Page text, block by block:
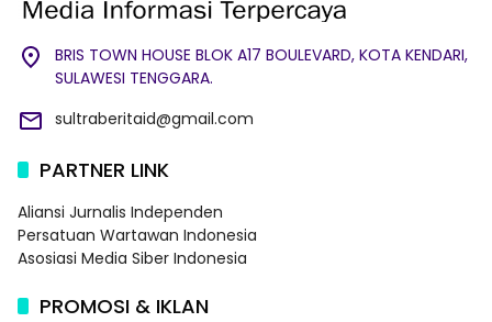
BRIS TOWN HOUSE BLOK A17 BOULEVARD, KOTA KENDARI,
SULAWESI TENGGARA.
sultraberitaid@gmail.com
PARTNER LINK
Aliansi Jurnalis Independen
Persatuan Wartawan Indonesia
Asosiasi Media Siber Indonesia
PROMOSI & IKLAN